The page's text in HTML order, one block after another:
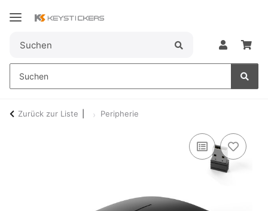
Zurück zur Liste Peripherie